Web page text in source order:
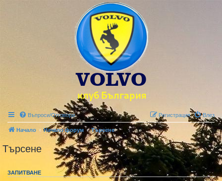
Въпроси/Отговори Влез
Регистрация
Начало Начало форум Търсене
Търсене
ЗАПИТВАНЕ